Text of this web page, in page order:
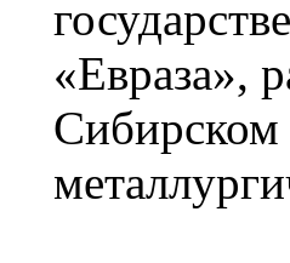
«Евраза»,